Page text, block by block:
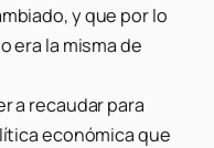
y que por lo
era la misma de
a recaudar para
económica que